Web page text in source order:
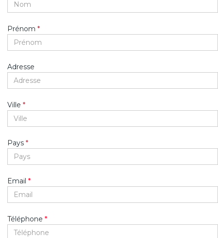
Prénom *
Adresse
Ville *
Pays *
Email *
Téléphone *